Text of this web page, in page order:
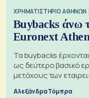
XΡΗΜΑΤΙΣΤΗΡΙΟ ΑΘΗΝΩΝ
Buybacks άνω
Euronext
Τα buybacks
ως δεύτερο βασικό
μετόχους των
Αλεξάνδρα Τόμπρα